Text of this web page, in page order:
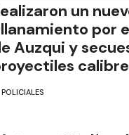
un
por
Auzqui y
POLICIALES